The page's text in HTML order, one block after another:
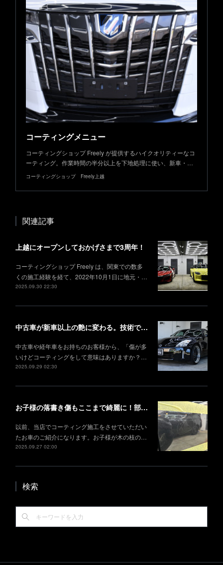
コーティングメニュー
コーティングショップ Freely が提供するハイクオリティーなコ
ーティング。作業時間の半分以上を下地処理に使い、新車・…
コーティングショップ Freely上越
関連記事
上越にオープンしておかげさまで3周年！
コーティングショップ Freely は、関東での数多
くの施工経験を経て、2022年10月1日に地元・…
2025.09.30 22:30
中古車が新車以上の艶に変わる。技術で叶える理想の仕上がり
中古車や経年車をお持ちのお客様から、「傷が多
いけどコーティングをして意味はありますか？…
2025.09.29 02:30
お子様の落書き傷もここまで綺麗に！部分研磨＋部分コーティング事例
以前、当店でコーティング施工をさせていただい
たお車のご紹介になります。お子様が木の枝の…
2025.09.27 02:00
検索